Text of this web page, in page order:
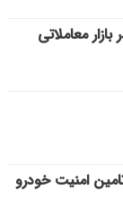
معاملاتی
امنیت خودرو